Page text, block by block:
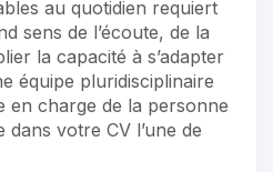
au quotidien requiert
sens de l’écoute, de la
la capacité à s’adapter
équipe pluridisciplinaire
en charge de la personne
dans votre CV l’une de